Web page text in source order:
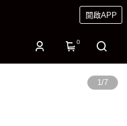
開啟APP
0
1/7